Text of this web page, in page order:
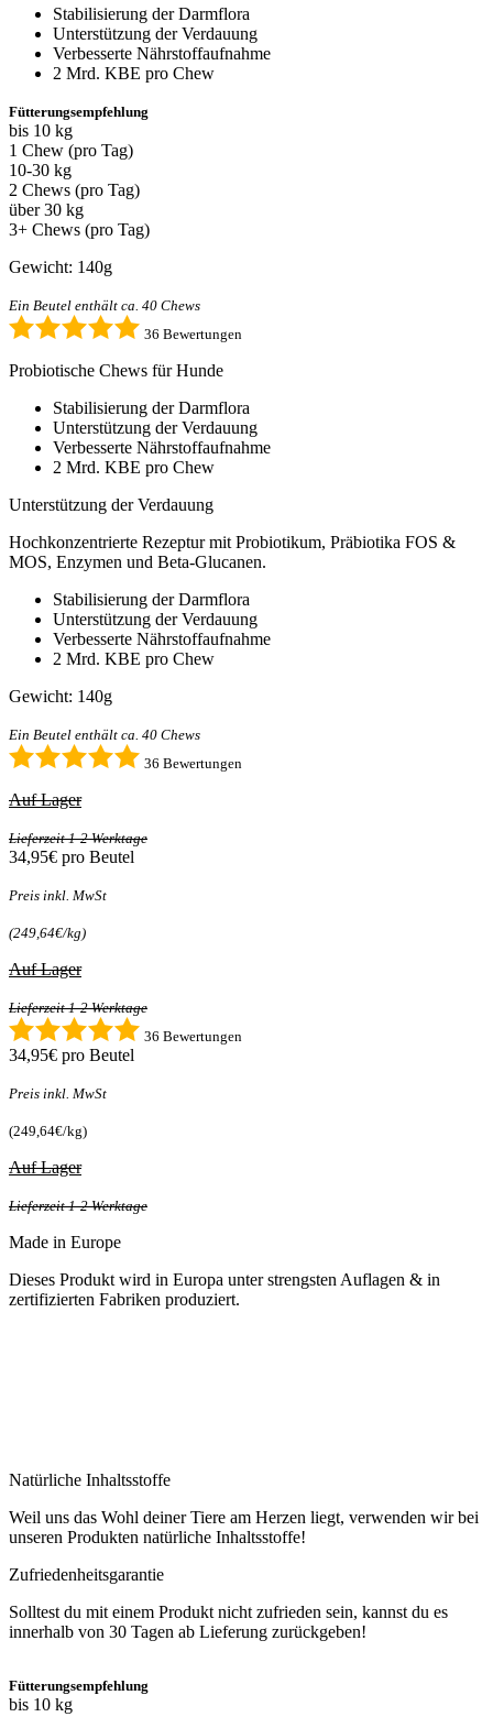
Stabilisierung der Darmflora
Unterstützung der Verdauung
Verbesserte Nährstoffaufnahme
2 Mrd. KBE pro Chew
Fütterungsempfehlung
bis 10 kg
1 Chew (pro Tag)
10-30 kg
2 Chews (pro Tag)
über 30 kg
3+ Chews (pro Tag)
Gewicht: 140g
Ein Beutel enthält ca. 40 Chews
36 Bewertungen
Probiotische Chews für Hunde
Stabilisierung der Darmflora
Unterstützung der Verdauung
Verbesserte Nährstoffaufnahme
2 Mrd. KBE pro Chew
Unterstützung der Verdauung
Hochkonzentrierte Rezeptur mit Probiotikum, Präbiotika FOS &
MOS, Enzymen und Beta-Glucanen.
Stabilisierung der Darmflora
Unterstützung der Verdauung
Verbesserte Nährstoffaufnahme
2 Mrd. KBE pro Chew
Gewicht: 140g
Ein Beutel enthält ca. 40 Chews
36 Bewertungen
Auf Lager
Lieferzeit 1-2 Werktage
34,95€ pro Beutel
Preis inkl. MwSt
(249,64€/kg)
Auf Lager
Lieferzeit 1-2 Werktage
36 Bewertungen
34,95€ pro Beutel
Preis inkl. MwSt
(249,64€/kg)
Auf Lager
Lieferzeit 1-2 Werktage
Made in Europe
Dieses Produkt wird in Europa unter strengsten Auflagen & in
zertifizierten Fabriken produziert.
Natürliche Inhaltsstoffe
Weil uns das Wohl deiner Tiere am Herzen liegt, verwenden wir bei
unseren Produkten natürliche Inhaltsstoffe!
Zufriedenheitsgarantie
Solltest du mit einem Produkt nicht zufrieden sein, kannst du es
innerhalb von 30 Tagen ab Lieferung zurückgeben!
Fütterungsempfehlung
bis 10 kg